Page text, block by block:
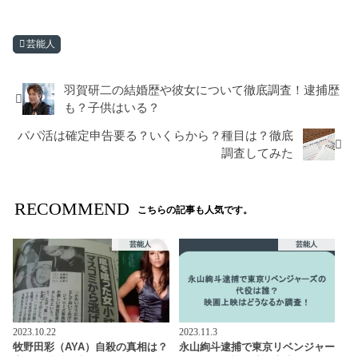
芸能人
羽賀研二の結婚歴や彼女について徹底調査！逮捕歴
も？子供はいる？
パパ活は確定申告要る？いくらから？種目は？徹底
調査してみた
RECOMMEND こちらの記事も人気です。
芸能人
2023.10.22
牧野田彩（AYA）自殺の真相は？
芸能人
2023.11.3
永山絢斗逮捕で東京リベンジャー